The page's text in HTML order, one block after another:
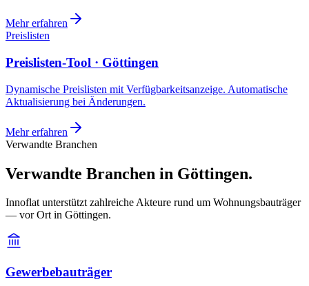
Mehr erfahren
Preislisten
Preislisten-Tool · Göttingen
Dynamische Preislisten mit Verfügbarkeitsanzeige. Automatische
Aktualisierung bei Änderungen.
Mehr erfahren
Verwandte Branchen
Verwandte Branchen in Göttingen.
Innoflat unterstützt zahlreiche Akteure rund um Wohnungsbauträger
— vor Ort in Göttingen.
Gewerbebauträger